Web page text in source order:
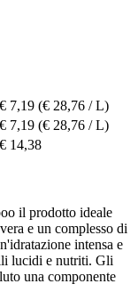
€ 7,19 (€ 28,76 / L)
€ 7,19 (€ 28,76 / L)
€ 14,38
il prodotto ideale
e un complesso di
intensa e
lucidi e nutriti. Gli
una componente